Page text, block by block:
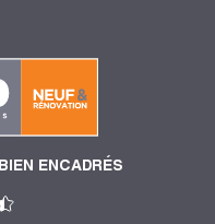
ENCADRÉS